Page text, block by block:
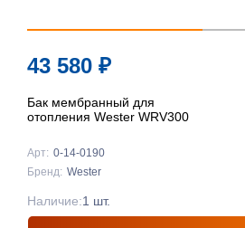
43 580 ₽
Бак мембранный для
отопления Wester WRV300
Арт: 0-14-0190
Бренд: Wester
Наличие:1 шт.